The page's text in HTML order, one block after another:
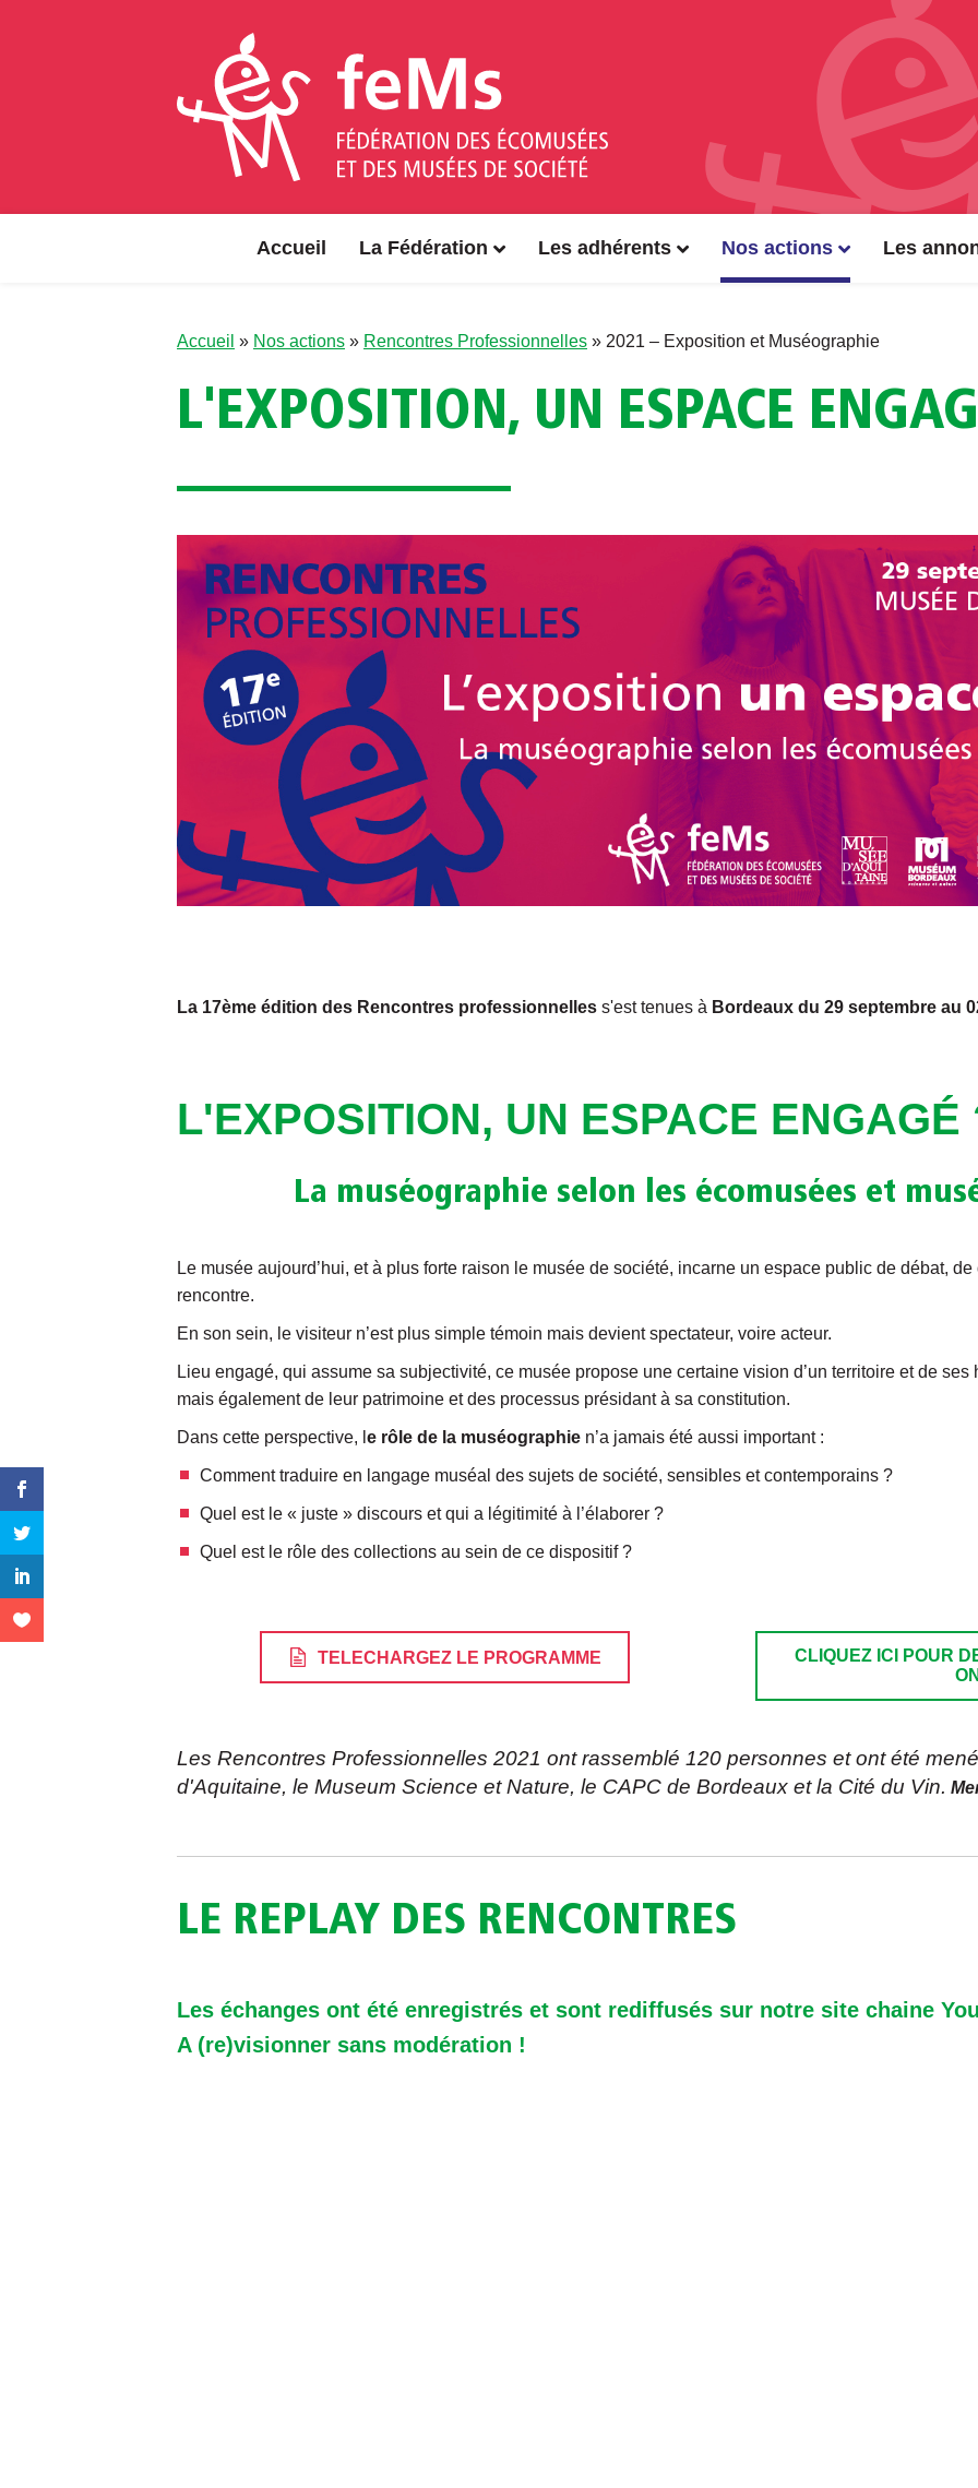
Accueil La Fédération Les adhérents Nos actions Les
Accueil » Nos actions » Rencontres Professionnelles » 2021 – Exposition et Muséographie
L'EXPOSITION, UN ESPACE
La 17ème édition des Rencontres professionnelles s'est tenues à Bordeaux du 29 septembre au
L'EXPOSITION, UN ESPACE ENGAGÉ
La muséographie selon les écomusées et
Le musée aujourd’hui, et à plus forte raison le musée de société, incarne un espace public de débat,
rencontre.
En son sein, le visiteur n’est plus simple témoin mais devient spectateur, voire acteur.
Lieu engagé, qui assume sa subjectivité, ce musée propose une certaine vision d’un territoire et de
mais également de leur patrimoine et des processus présidant à sa constitution.
Dans cette perspective, l e rôle de la muséographie n’a jamais été aussi important :
Comment traduire en langage muséal des sujets de société, sensibles et contemporains ?
Quel est le « juste » discours et qui a légitimité à l’élaborer ?
Quel est le rôle des collections au sein de ce dispositif ?
TELECHARGEZ LE PROGRAMME
CLIQUEZ ICI POUR
Les Rencontres Professionnelles 2021 ont rassemblé 120 personnes et ont été
d'Aquitaine, le Museum Science et Nature, le CAPC de Bordeaux et la Cité du Vin.
LE REPLAY DES RENCONTRES
Les échanges ont été enregistrés et sont rediffusés sur notre site chaine
A (re)visionner sans modération !